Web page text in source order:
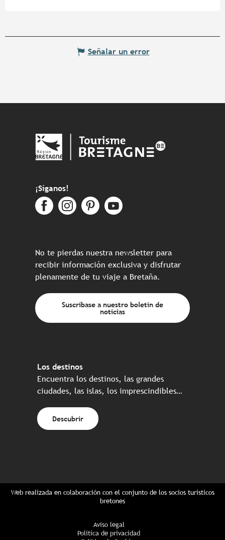
Señalar un error
¡Síganos!
No te pierdas nuestra newsletter para
recibir información exclusiva y disfrutar
plenamente de tu viaje a Bretaña.
Suscríbase a nuestro boletín de
noticias
Los destinos
Encuentra los destinos, las grandes
ciudades, las islas, los imprescindibles…
Descubrir
Web realizada en colaboración con el conjunto de los socios turísticos
bretones
Aviso legal
Política de privacidad